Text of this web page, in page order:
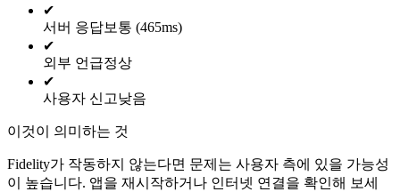
✔
서버 응답보통 (465ms)
✔
외부 언급정상
✔
사용자 신고낮음
이것이 의미하는 것
Fidelity가 작동하지 않는다면 문제는 사용자 측에 있을 가능성
이 높습니다. 앱을 재시작하거나 인터넷 연결을 확인해 보세